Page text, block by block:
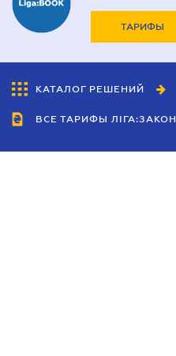
ТАРИФЫ
КАТАЛОГ РЕШЕНИЙ
ВСЕ ТАРИФЫ ЛІГА:ЗАКОН